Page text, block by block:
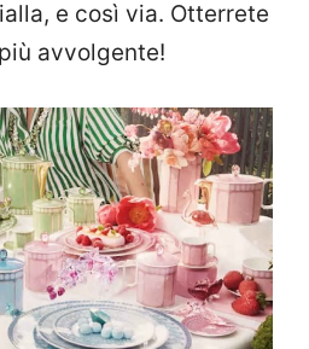
e così via. Otterrete
avvolgente!